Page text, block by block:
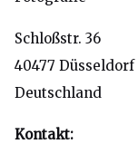
Schloßstr. 36
40477 Düsseldorf
Deutschland
Kontakt: